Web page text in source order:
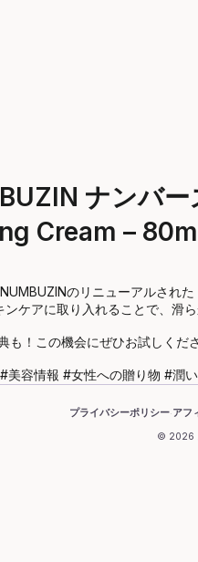
ナンバー
Cream –
のリニューアルされ
ケアに取り入れることで、滑ら
！この機会にぜひお試しく
容情報 #女性への贈り物 #潤
プライバシーポリシー·アフ
© 2026